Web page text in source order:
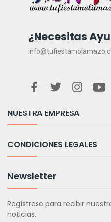
¿Necesitas
NUESTRA EMPRESA
CONDICIONES LEGALES
Newsletter
Regístrese para recibir
noticias.